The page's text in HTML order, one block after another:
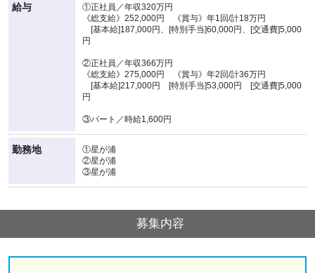
給与
①正社員／年収320万円
《総支給》252,000円 《賞与》年1回/計18万円
[基本給]187,000円、[特別手当]60,000円、[交通費]5,000
円
②正社員／年収366万円
《総支給》275,000円 《賞与》年2回/計36万円
[基本給]217,000円 [特別手当]53,000円 [交通費]5,000
円
③パート／時給1,600円
勤務地
①星が浦
②星が浦
③星が浦
募集内容